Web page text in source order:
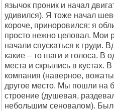
язычок проник и начал
удивился). Я тоже начал
короче, приноровился: я
просто нежно целовал. Мои
начали спускаться к груди.
какие – то шаги и голоса. В
места и скрылись в кустах.
компания (наверное,
другое место. Мы пошли на
строение (душевая,
небольшим сеновалом).